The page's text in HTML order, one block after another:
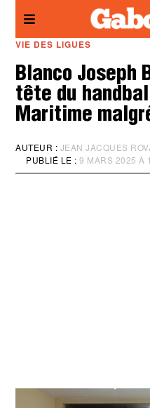
VIE DES LIGUES
Blanco Joseph
tête du
Maritime
AUTEUR : JEAN JACQUES
PUBLIÉ LE : 9 MARS 2025 À
Panneau de gestion des cookies